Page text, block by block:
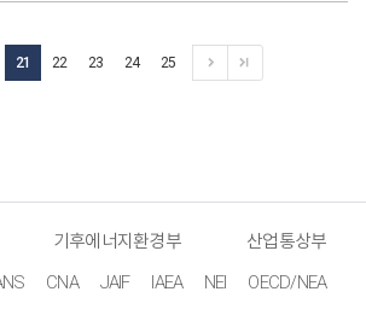
21 22 23 24 25
기후에너지환경부
산업통상부
CNA JAIF IAEA NEI
OECD/NEA